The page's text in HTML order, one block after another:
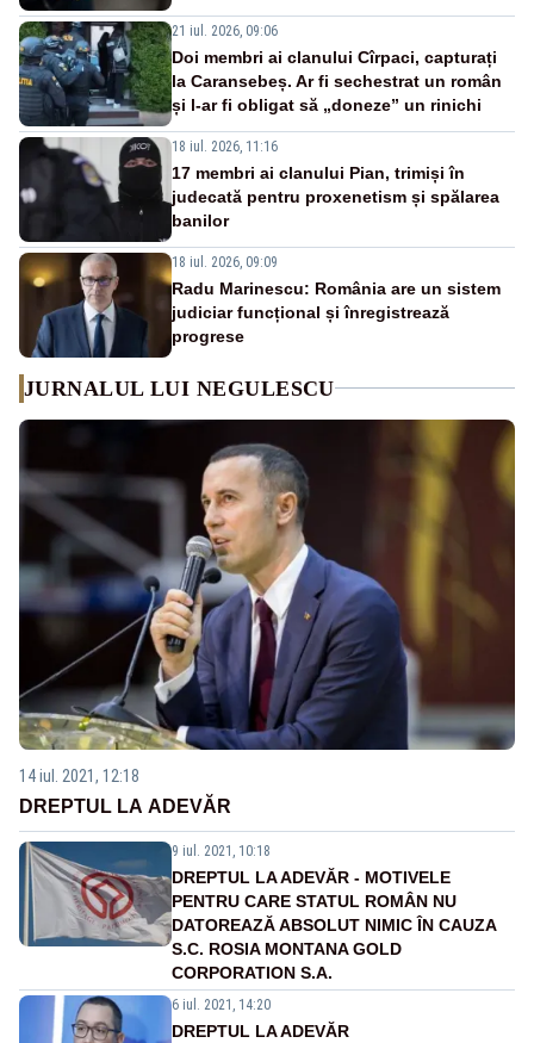
21 iul. 2026, 09:06
Doi membri ai clanului Cîrpaci, capturați
la Caransebeș. Ar fi sechestrat un român
și l-ar fi obligat să „doneze” un rinichi
18 iul. 2026, 11:16
17 membri ai clanului Pian, trimiși în
judecată pentru proxenetism și spălarea
banilor
18 iul. 2026, 09:09
Radu Marinescu: România are un sistem
judiciar funcțional și înregistrează
progrese
JURNALUL LUI NEGULESCU
14 iul. 2021, 12:18
DREPTUL LA ADEVĂR
9 iul. 2021, 10:18
DREPTUL LA ADEVĂR - MOTIVELE
PENTRU CARE STATUL ROMÂN NU
DATOREAZĂ ABSOLUT NIMIC ÎN CAUZA
S.C. ROSIA MONTANA GOLD
CORPORATION S.A.
6 iul. 2021, 14:20
DREPTUL LA ADEVĂR